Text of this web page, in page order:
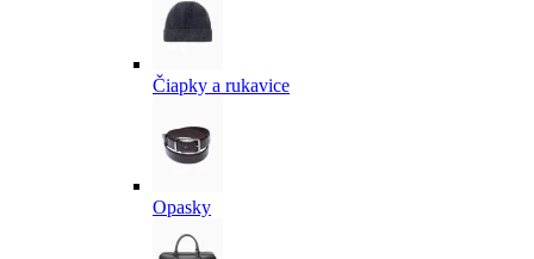
Čiapky a rukavice
Opasky